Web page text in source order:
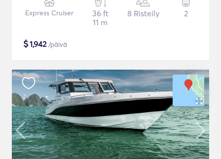
Express Cruiser
36 ft
11 m
8 Risteily 2
$1,942/päivä